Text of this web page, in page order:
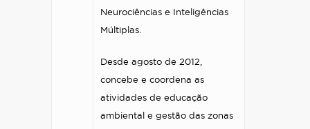
Neurociências e Inteligências
Múltiplas.
Desde agosto de 2012,
concebe e coordena as
atividades de educação
ambiental e gestão das zonas